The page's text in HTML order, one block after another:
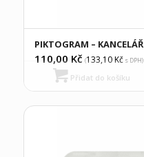
PIKTOGRAM – KANCELÁŘ
110,00 Kč (133,10Kčs DPH)
Přidat do košíku